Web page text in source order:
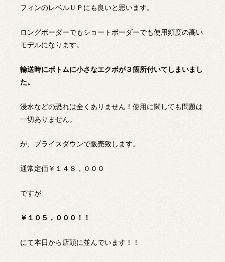
フィンのレベルＵＰにも良いと思います。
ロングボーダーでもショートボーダーでも使用頻度の高い
モデルになります。
輸送時にボトムに小さなエクボが３箇所付いてしまいまし
た。
浸水などの恐れは全くありません！使用に関しても問題は
一切ありません。
が、プライスダウンで販売致します。
通常定価￥１４８，０００
ですが
￥１０５，０００！！
にて本日から店頭に並んでいます！！